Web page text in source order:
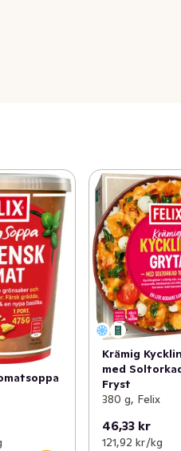
Krämig
med
Fryst
380 g, Felix
46,33 kr
121,92 kr /kg